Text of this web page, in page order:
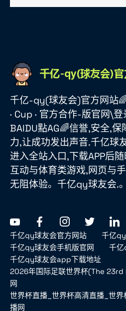
千亿-qy(球友会)官方网站
· Cup · 官方合作-版官网\登
BAIDU點AG🌈信誉,安全,
力,让成功发出声音.千亿球
进入全站入口,下载APP后
互动与体育类游戏,网页与
无阻体验。千亿qy球友会.。
千亿qy球友会官方网站
千亿
千亿qy球友会手机版官网
千
千亿qy球友会app下载地址
2026年国际足联世界杯(The 23rd
网
世界杯直播_世界杯高清直播_世
播网